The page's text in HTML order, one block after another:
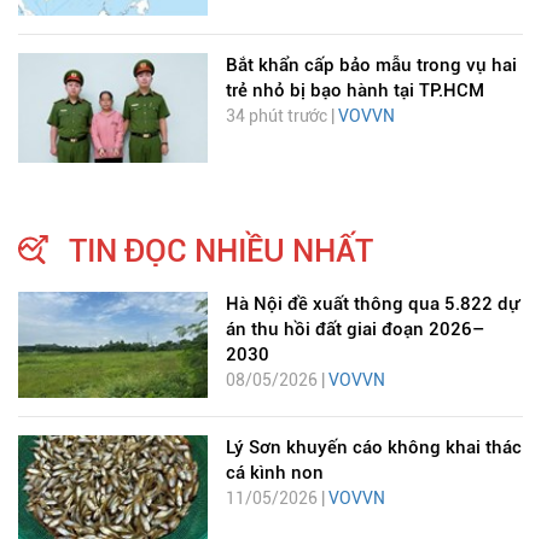
Bắt khẩn cấp bảo mẫu trong vụ hai
trẻ nhỏ bị bạo hành tại TP.HCM
34 phút trước | VOVVN
TIN ĐỌC NHIỀU NHẤT
Hà Nội đề xuất thông qua 5.822 dự
án thu hồi đất giai đoạn 2026–
2030
08/05/2026 | VOVVN
Lý Sơn khuyến cáo không khai thác
cá kình non
11/05/2026 | VOVVN